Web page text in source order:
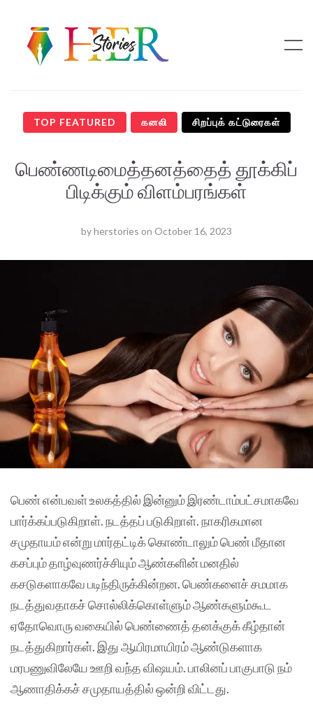
TOP FEATURED கனலி சிறப்புக் கட்டுரைகள்
பெண்ணடிமைத்தனத்தைத் தூக்கிப்
பிடிக்கும் விளம்பரங்கள்
byherstories on October 16, 2023
பெண் என்பவள் உலகத்தில் இன்னும் இரண்டாம்பட்சமாகவே
பார்க்கப்படுகிறாள். நடத்தப் படுகிறாள். நாகரிகமான
சமுதாயம் என்று மார்தட்டிக் கொண்டாலும் பெண் மீதான
கசப்பும் தாழ்வுணர்ச்சியும் ஆண்களின் மனதில்
கசடுகளாகவே படிந்திருக்கின்றன. பெண்களைச் சமமாக
நடத்துவதாகச் சொல்லிக்கொள்ளும் ஆண்களும்கூட
ஏதோவொரு வகையில் பெண்ணைத் தனக்குக் கீழ்தான்
நடத்துகிறார்கள். இது ஆயிரமாயிரம் ஆண்டுகளாக
மரபணுவிலேயே ஊறி வந்த விஷயம். பாலினப் பாகுபாடு நம்
ஆணாதிக்கச் சமுதாயத்தில் ஒன்றி விட்டது.